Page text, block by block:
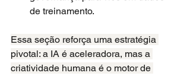
de treinamento.
Essa seção reforça uma estratégia
pivotal: a IA é aceleradora, mas a
criatividade humana é o motor de